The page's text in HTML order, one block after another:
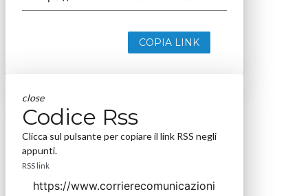
COPIA LINK
close
Codice Rss
Clicca sul pulsante per copiare il link RSS negli
appunti.
RSS link